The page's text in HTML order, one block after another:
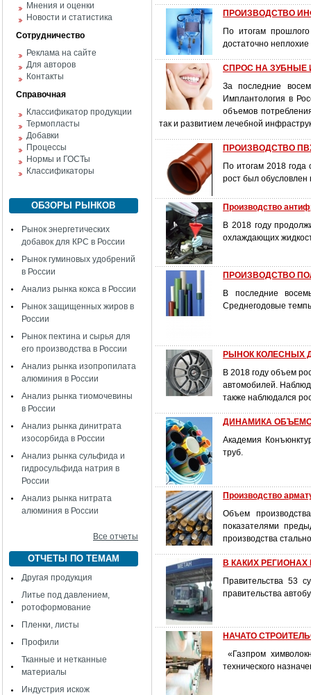
Мнения и оценки
Новости и статистика
Сотрудничество
Реклама на сайте
Для авторов
Контакты
Справочная
Классификатор продукции
Термопласты
Добавки
Процессы
Нормы и ГОСТы
Классификаторы
ОБЗОРЫ РЫНКОВ
Рынок энергетических
добавок для КРС в России
Рынок гуминовых удобрений
в России
Анализ рынка кокса в России
Рынок защищенных жиров в
России
Рынок пектина и сырья для
его производства в России
Анализ рынка изопропилата
алюминия в России
Анализ рынка тиомочевины
в России
Анализ рынка динитрата
изосорбида в России
Анализ рынка сульфида и
гидросульфида натрия в
России
Анализ рынка нитрата
алюминия в России
Все отчеты
ОТЧЕТЫ ПО ТЕМАМ
Другая продукция
Литье под давлением,
ротоформование
Пленки, листы
Профили
Тканные и нетканные
материалы
Индустрия искож
ПРОИЗВОДСТВО
По итогам
достаточно
СПРОС НА ЗУБНЫЕ
За последние
Имплантология в
объемов
так и развитием лечебной
ПРОИЗВОДСТВО
По итогам 2018
рост был обусловлен
Производство
В 2018 году
охлаждающих
ПРОИЗВОДСТВО
В последние
Среднегодовые
РЫНОК КОЛЕСНЫХ
В 2018 году объем
автомобилей.
также наблюдался
ДИНАМИКА
Академия
труб.
Производство
Объем
показателями
производства
В КАКИХ
Правительства 53
правительства
НАЧАТО
«Газпром
технического